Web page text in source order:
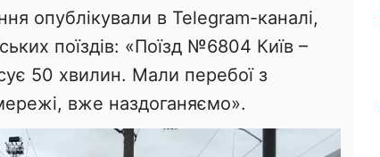
опублікували в Telegram-каналі,
поїздів: «Поїзд №6804 Київ –
50 хвилин. Мали перебої з
вже наздоганяємо».